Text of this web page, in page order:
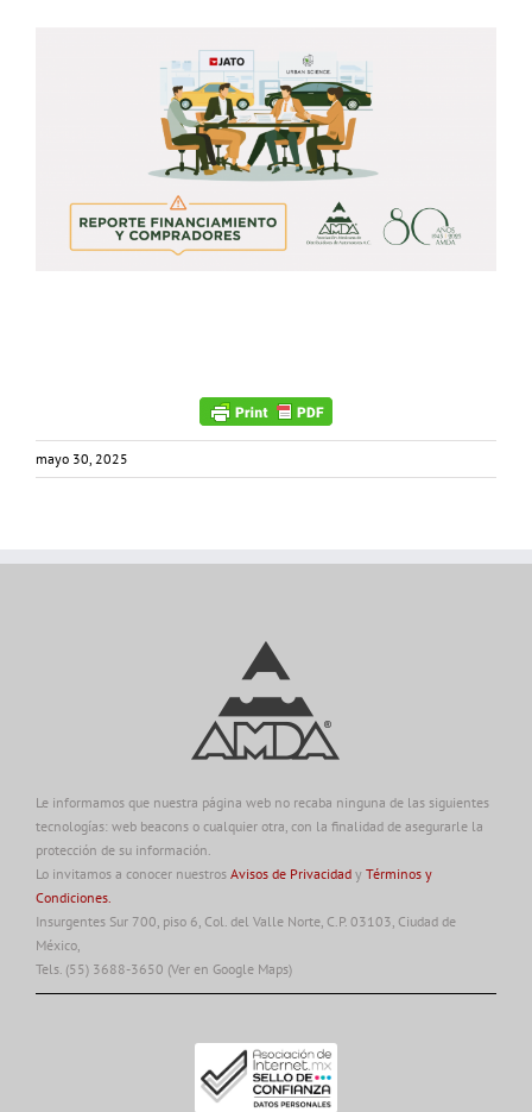
mayo 30, 2025
Le informamos que nuestra página web no recaba ninguna de las siguientes
tecnologías: web beacons o cualquier otra, con la finalidad de asegurarle la
protección de su información.
Lo invitamos a conocer nuestros Avisos de Privacidad y Términos y
Condiciones.
Insurgentes Sur 700, piso 6, Col. del Valle Norte, C.P. 03103, Ciudad de
México,
Tels. (55) 3688-3650 (Ver en Google Maps)